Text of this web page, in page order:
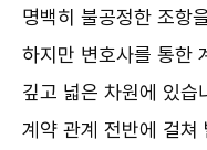
명백히 불공정한 조항
하지만 변호사를 통한
깊고 넓은 차원에 있습
계약 관계 전반에 걸쳐